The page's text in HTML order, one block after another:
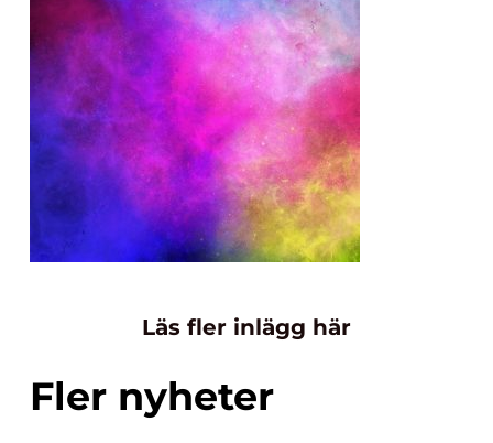
Läs fler inlägg här
Fler nyheter